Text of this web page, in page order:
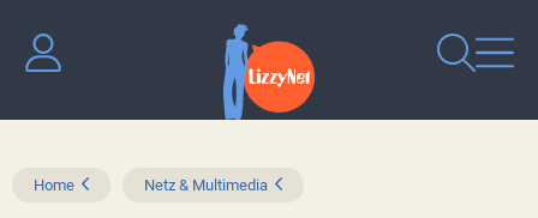
Home Netz & Multimedia